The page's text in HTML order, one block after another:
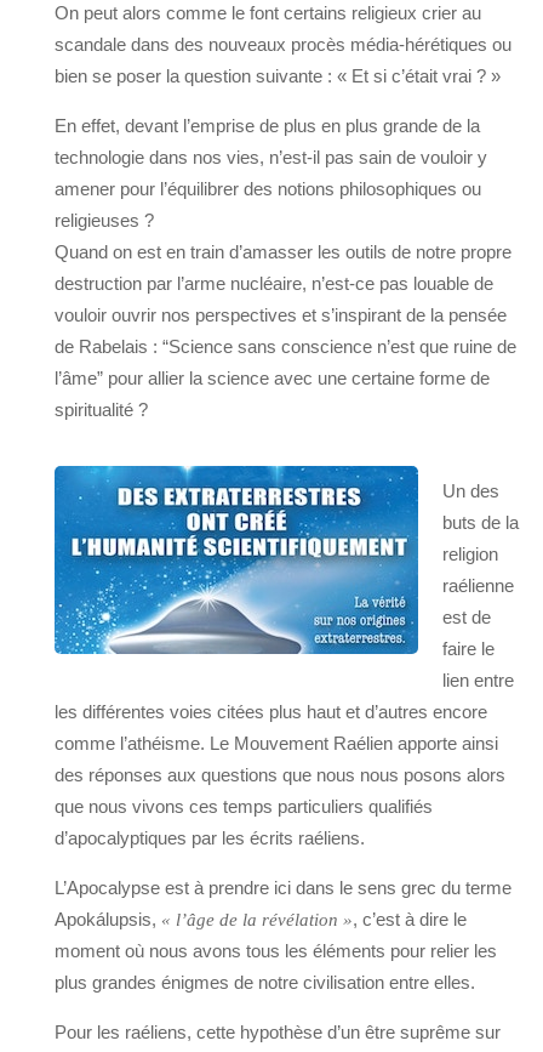
On peut alors comme le font certains religieux crier au
scandale dans des nouveaux procès média-hérétiques ou
bien se poser la question suivante : « Et si c’était vrai ? »
En effet, devant l’emprise de plus en plus grande de la
technologie dans nos vies, n’est-il pas sain de vouloir y
amener pour l’équilibrer des notions philosophiques ou
religieuses ?
Quand on est en train d’amasser les outils de notre propre
destruction par l’arme nucléaire, n’est-ce pas louable de
vouloir ouvrir nos perspectives et s’inspirant de la pensée
de Rabelais : “Science sans conscience n’est que ruine de
l’âme” pour allier la science avec une certaine forme de
spiritualité ?
Un des
buts de la
religion
raélienne
est de
faire le
lien entre
les différentes voies citées plus haut et d’autres encore
comme l’athéisme. Le Mouvement Raélien apporte ainsi
des réponses aux questions que nous nous posons alors
que nous vivons ces temps particuliers qualifiés
d’apocalyptiques par les écrits raéliens.
L’Apocalypse est à prendre ici dans le sens grec du terme
Apokálupsis, « l’âge de la révélation », c’est à dire le
moment où nous avons tous les éléments pour relier les
plus grandes énigmes de notre civilisation entre elles.
Pour les raéliens, cette hypothèse d’un être suprême sur